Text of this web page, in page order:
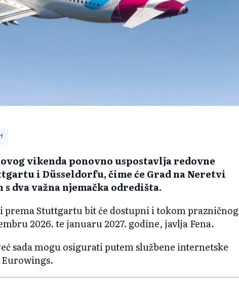
vikenda ponovno uspostavlja redovne
i Düsseldorfu, čime će Grad na Neretvi
dva važna njemačka odredišta.
prema Stuttgartu bit će dostupni i tokom prazničnog
2026. te januaru 2027. godine, javlja Fena.
sada mogu osigurati putem službene internetske